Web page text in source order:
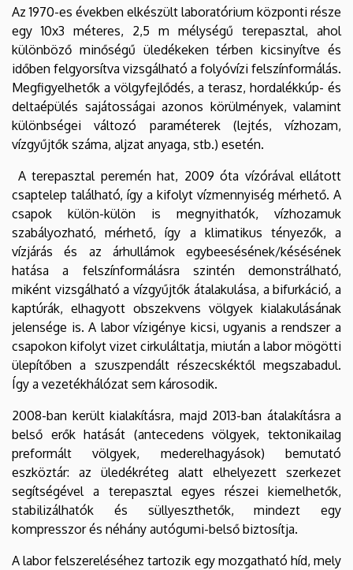
Az 1970-es években elkészült laboratórium központi része
egy 10x3 méteres, 2,5 m mélységű terepasztal, ahol
különböző minőségű üledékeken térben kicsinyítve és
időben felgyorsítva vizsgálható a folyóvízi felszínformálás.
Megfigyelhetők a völgyfejlődés, a terasz, hordalékkúp- és
deltaépülés sajátosságai azonos körülmények, valamint
különbségei változó paraméterek (lejtés, vízhozam,
vízgyűjtők száma, aljzat anyaga, stb.) esetén.
A terepasztal peremén hat, 2009 óta vízórával ellátott
csaptelep található, így a kifolyt vízmennyiség mérhető. A
csapok külön-külön is megnyithatók, vízhozamuk
szabályozható, mérhető, így a klimatikus tényezők, a
vízjárás és az árhullámok egybeesésének/késésének
hatása a felszínformálásra szintén demonstrálható,
miként vizsgálható a vízgyűjtők átalakulása, a bifurkáció, a
kaptúrák, elhagyott obszekvens völgyek kialakulásának
jelensége is. A labor vízigénye kicsi, ugyanis a rendszer a
csapokon kifolyt vizet cirkuláltatja, miután a labor mögötti
ülepítőben a szuszpendált részecskéktől megszabadul.
Így a vezetékhálózat sem károsodik.
2008-ban került kialakításra, majd 2013-ban átalakításra a
belső erők hatását (antecedens völgyek, tektonikailag
preformált völgyek, mederelhagyások) bemutató
eszköztár: az üledékréteg alatt elhelyezett szerkezet
segítségével a terepasztal egyes részei kiemelhetők,
stabilizálhatók és süllyeszthetők, mindezt egy
kompresszor és néhány autógumi-belső biztosítja.
A labor felszereléséhez tartozik egy mozgatható híd, mely